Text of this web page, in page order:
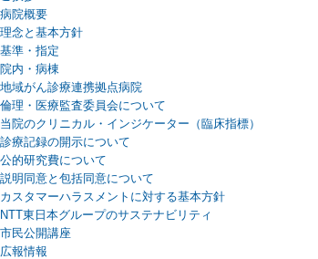
病院概要
理念と基本方針
基準・指定
院内・病棟
地域がん診療連携拠点病院
倫理・医療監査委員会について
当院のクリニカル・インジケーター（臨床指標）
診療記録の開示について
公的研究費について
説明同意と包括同意について
カスタマーハラスメントに対する基本方針
NTT東日本グループのサステナビリティ
（新しいタブで開きます）
市民公開講座
広報情報